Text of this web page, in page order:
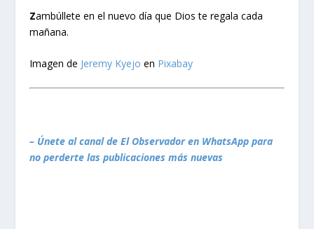
Zambúllete en el nuevo día que Dios te regala cada
mañana.
Imagen de Jeremy Kyejo en Pixabay
– Únete al canal de El Observador en WhatsApp para
no perderte las publicaciones más nuevas